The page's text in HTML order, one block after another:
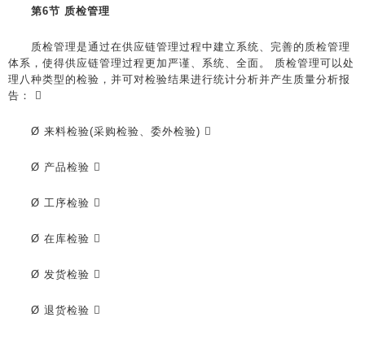
第6节 质检管理
质检管理是通过在供应链管理过程中建立系统、完善的质检管理
体系，使得供应链管理过程更加严谨、系统、全面。 质检管理可以处
理八种类型的检验，并可对检验结果进行统计分析并产生质量分析报
告： 
Ø 来料检验(采购检验、委外检验) 
Ø 产品检验 
Ø 工序检验 
Ø 在库检验 
Ø 发货检验 
Ø 退货检验 